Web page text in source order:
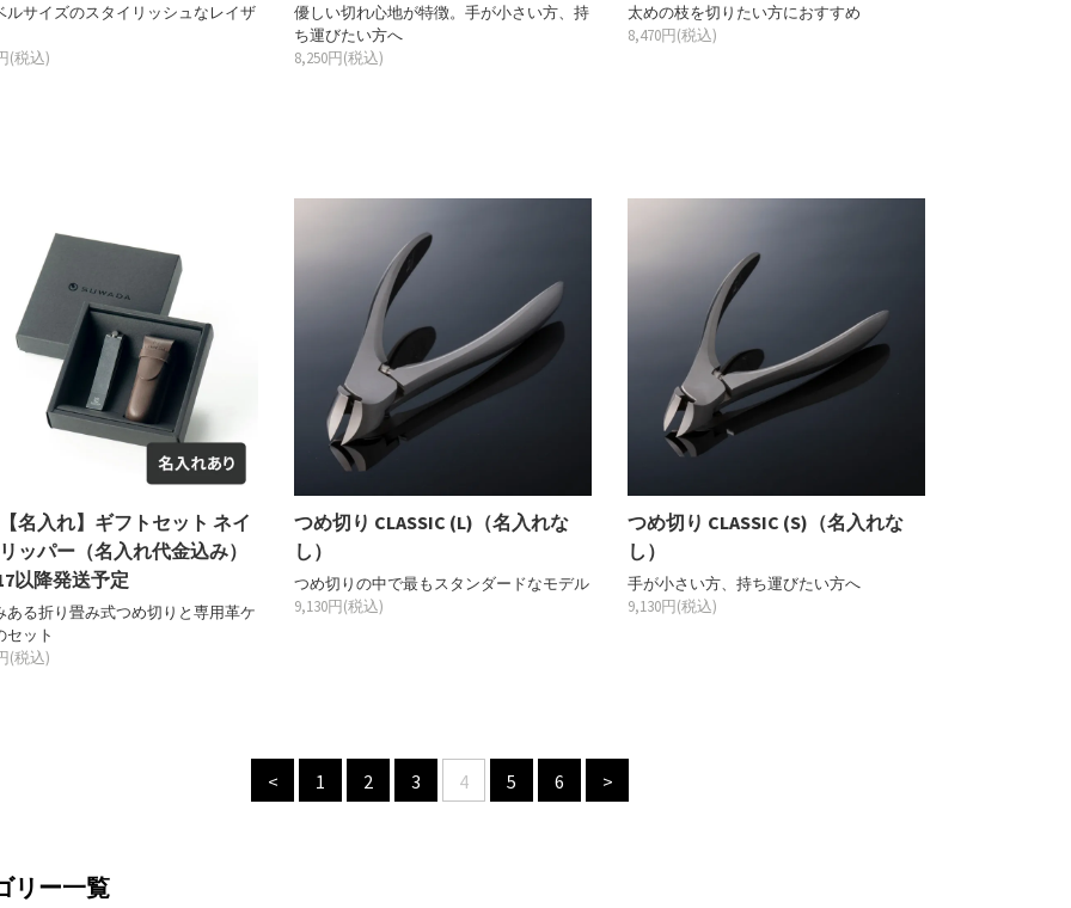
ルサイズのスタイリッシュなレイザ
(税込)
優しい切れ心地が特徴。手が小さい方、持
ち運びたい方へ
8,250円(税込)
太めの枝を切りたい方におすすめ
8,470円(税込)
名入れ】ギフトセット ネイ
ッパー（名入れ代金込み）
以降発送予定
ある折り畳み式つめ切りと専用革ケ
セット
(税込)
つめ切り CLASSIC (L)（名入れな
し）
つめ切りの中で最もスタンダードなモデル
9,130円(税込)
つめ切り CLASSIC (S)（名入れな
し）
手が小さい方、持ち運びたい方へ
9,130円(税込)
< 1 2 3 4 5 6 >
リー一覧